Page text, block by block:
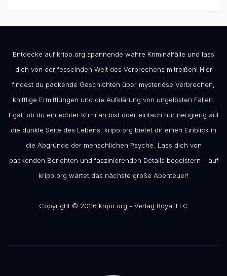
Entdecke auf kripo.org spannende wahre Kriminalfälle und lass
dich von der fesselnden Welt des Verbrechens mitreißen! Hier
findest du packende Geschichten über mysteriöse Verbrechen,
knifflige Ermittlungen und die Aufklärung von ungelösten Fällen.
Egal, ob du ein echter Krimifan bist oder einfach nur neugierig auf
die dunkle Seite des Lebens, kripo.org bietet dir einen Einblick in
die Abgründe der menschlichen Psyche. Lass dich von
packenden Berichten und faszinierenden Details begeistern – auf
kripo.org wartet das nächste große Abenteuer!
Copyright © 2026 kripo.org - Verlag Royal LLC